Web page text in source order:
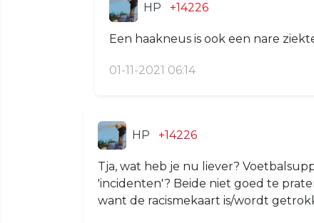
HP +14226
Een haakneus is ook een nare
01-11-2021 06:14
HP +14226
Tja, wat heb je nu liever?
'incidenten'? Beide niet goed te
want de racismekaart is/wordt